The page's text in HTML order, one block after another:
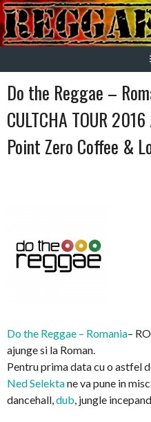
Skip
to
content
Do the Reggae –
CULTCHA TOUR
Point Zero Coffee &
Do the Reggae – Romania–
ajunge si la Roman.
Pentru prima data cu o astfel
Ned Selektane va pune in
dancehall, dub , jungle